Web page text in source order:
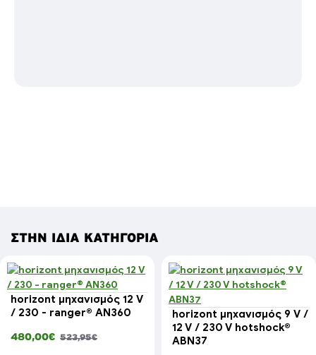
ΣΤΗΝ ΊΔΙΑ ΚΑΤΗΓΟΡΊΑ
horizont μηχανισμός 12 V
/ 230 - ranger® AN360
480,00€ 523,95€
horizont μηχανισμός 9 V /
12 V / 230 V hotshock®
ABN37